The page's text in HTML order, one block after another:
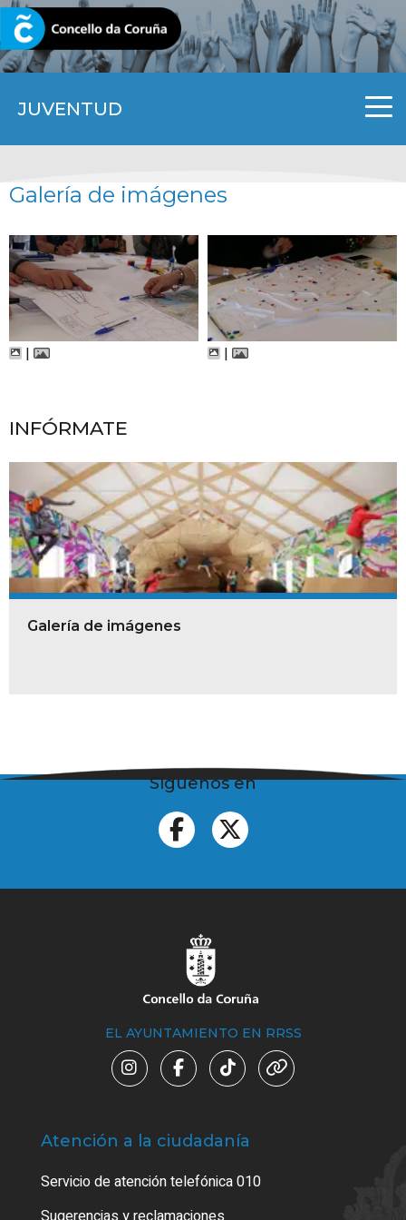
JUVENTUD
CORUNA.GAL
Galería de imágenes
| |
INFÓRMATE
Galería de imágenes
Síguenos en
EL AYUNTAMIENTO EN RRSS
Atención a la ciudadanía
Servicio de atención telefónica 010